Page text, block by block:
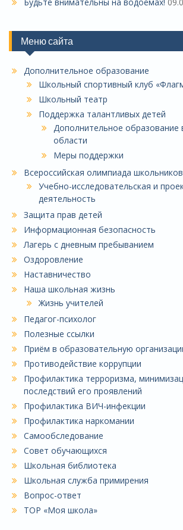
Меню сайта
Дополнительное образование
Школьный спортивный клуб
Школьный театр
Поддержка талантливых детей
Дополнительное образование
области
Меры поддержки
Всероссийская олимпиада
Учебно-исследовательская и
деятельность
Защита прав детей
Информационная безопасность
Лагерь с дневным пребыванием
Оздоровление
Наставничество
Наша школьная жизнь
Жизнь учителей
Педагог-психолог
Полезные ссылки
Приём в образовательную
Противодействие коррупции
Профилактика терроризма,
последствий его проявлений
Профилактика ВИЧ-инфекции
Профилактика наркомании
Самообследование
Совет обучающихся
Школьная библиотека
Школьная служба примирения
Вопрос-ответ
ТОР «Моя школа»